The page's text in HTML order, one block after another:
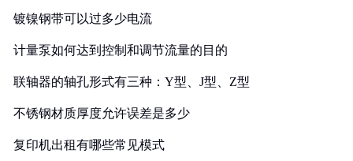
镀镍钢带可以过多少电流
计量泵如何达到控制和调节流量的目的
联轴器的轴孔形式有三种：Y型、J型、Z型
不锈钢材质厚度允许误差是多少
复印机出租有哪些常见模式